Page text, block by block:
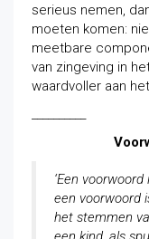
serieus nemen,
moeten komen:
meetbare
van zingeving in
waardvoller aan
‘Een
een voorwoord
het stemmen